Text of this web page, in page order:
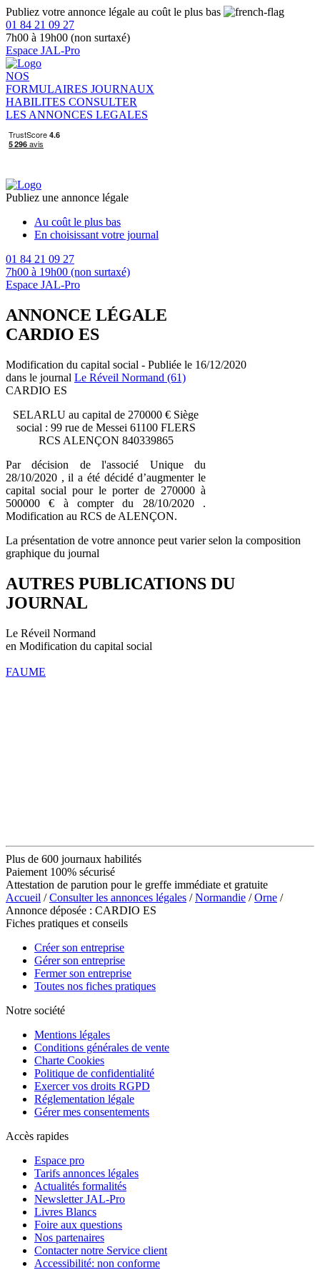
Publiez votre annonce légale au coût le plus bas
01 84 21 09 27
7h00 à 19h00 (non surtaxé)
Espace JAL-Pro
NOS
FORMULAIRES JOURNAUX
HABILITES CONSULTER
LES ANNONCES LEGALES
Publiez une annonce légale
Au coût le plus bas
En choisissant votre journal
01 84 21 09 27
7h00 à 19h00 (non surtaxé)
Espace JAL-Pro
ANNONCE LÉGALE
CARDIO ES
Modification du capital social - Publiée le 16/12/2020
dans le journal Le Réveil Normand (61)
CARDIO ES
SELARLU au capital de 270000 € Siège
social : 99 rue de Messei 61100 FLERS
RCS ALENÇON 840339865
Par décision de l'associé Unique du
28/10/2020 , il a été décidé d’augmenter le
capital social pour le porter de 270000 à
500000 € à compter du 28/10/2020 .
Modification au RCS de ALENÇON.
La présentation de votre annonce peut varier selon la composition
graphique du journal
AUTRES PUBLICATIONS DU
JOURNAL
Le Réveil Normand
en Modification du capital social
FAUME
Plus de 600 journaux habilités
Paiement 100% sécurisé
Attestation de parution pour le greffe immédiate et gratuite
Accueil /Consulter les annonces légales /Normandie /Orne /
Annonce déposée : CARDIO ES
Fiches pratiques et conseils
Créer son entreprise
Gérer son entreprise
Fermer son entreprise
Toutes nos fiches pratiques
Notre société
Mentions légales
Conditions générales de vente
Charte Cookies
Politique de confidentialité
Exercer vos droits RGPD
Réglementation légale
Gérer mes consentements
Accès rapides
Espace pro
Tarifs annonces légales
Actualités formalités
Newsletter JAL-Pro
Livres Blancs
Foire aux questions
Nos partenaires
Contacter notre Service client
Accessibilité: non conforme